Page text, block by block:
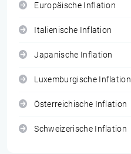
Europäische Inflation
Italienische Inflation
Japanische Inflation
Luxemburgische Inflation
Österreichische Inflation
Schweizerische Inflation